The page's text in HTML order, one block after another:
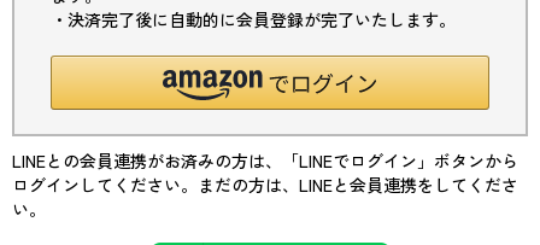
・決済完了後に自動的に会員登録が完了いたします。
LINEとの会員連携がお済みの方は、「LINEでログイン」ボタンから
ログインしてください。まだの方は、 LINEと会員連携をしてくださ
い。